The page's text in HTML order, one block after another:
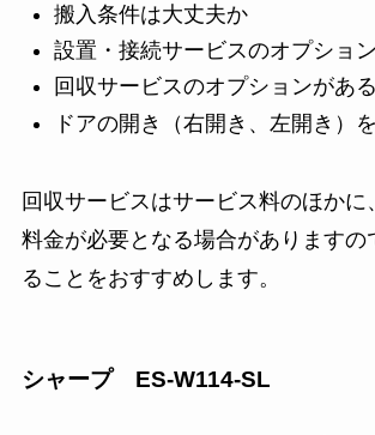
搬入条件は大丈夫か
設置・接続サービスのオプショ
回収サービスのオプションがあ
ドアの開き（右開き、左開き）
回収サービスはサービス料のほかに
料金が必要となる場合がありますの
ることをおすすめします。
シャープ ES-W114-SL